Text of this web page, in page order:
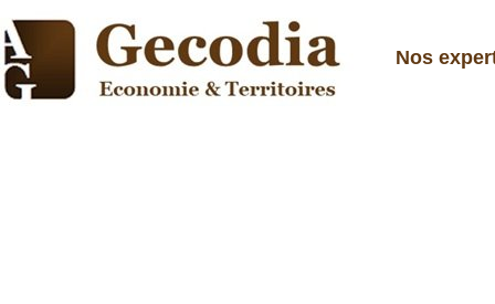
Nos